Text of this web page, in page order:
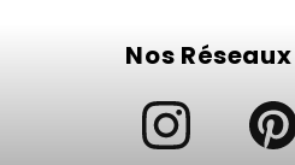
Nos